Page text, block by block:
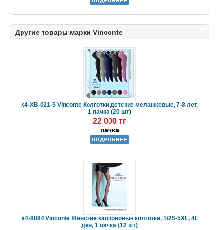
Другие товары марки Vinconte
k4-XB-021-5 Vinconte Колготки детские меланжевые, 7-8 лет,
1 пачка (20 шт)
22 000 тг
пачка
k4-8084 Vinconte Женские капроновые колготки, 1/2S-5XL, 40
ден, 1 пачка (12 шт)